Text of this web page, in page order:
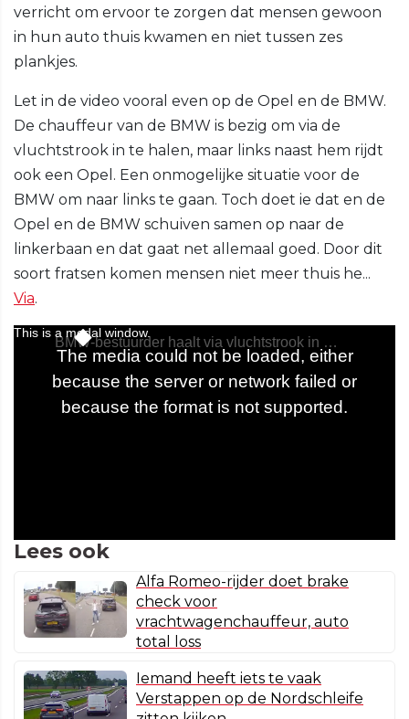
verricht om ervoor te zorgen dat mensen gewoon
in hun auto thuis kwamen en niet tussen zes
plankjes.
Let in de video vooral even op de Opel en de BMW.
De chauffeur van de BMW is bezig om via de
vluchtstrook in te halen, maar links naast hem rijdt
ook een Opel. Een onmogelijke situatie voor de
BMW om naar links te gaan. Toch doet ie dat en de
Opel en de BMW schuiven samen op naar de
linkerbaan en dat gaat net allemaal goed. Door dit
soort fratsen komen mensen niet meer thuis he...
Via.
Lees ook
Alfa Romeo-rijder doet brake
check voor
vrachtwagenchauffeur, auto
total loss
Iemand heeft iets te vaak
Verstappen op de Nordschleife